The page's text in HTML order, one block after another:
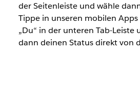
der Seitenleiste und wähle
Tippe in unseren mobilen
„Du“ in der unteren Tab-Leiste
dann deinen Status direkt von